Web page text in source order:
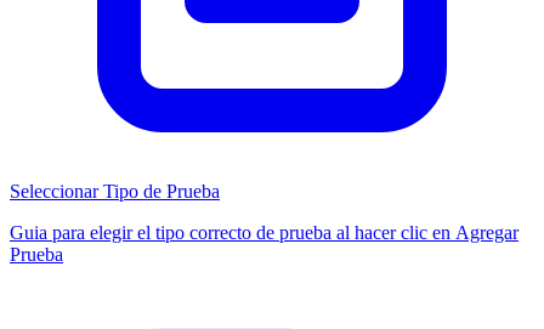
Seleccionar Tipo de Prueba
Guia para elegir el tipo correcto de prueba al hacer clic en Agregar
Prueba